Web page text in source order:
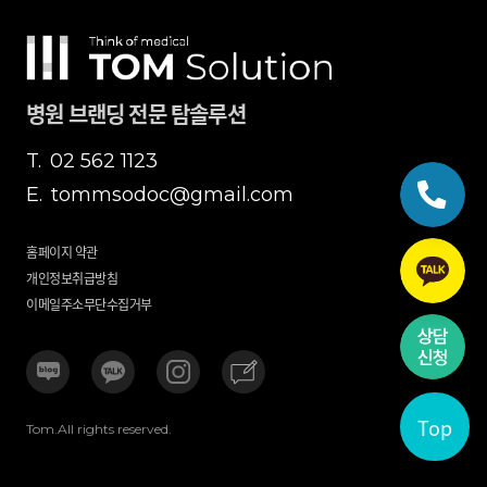
Top
병원 브랜딩 전문 탐솔루션
T. 02 562 1123
E. tommsodoc@gmail.com
홈페이지 약관
개인정보취급방침
이메일주소무단수집거부
Tom.All rights reserved.